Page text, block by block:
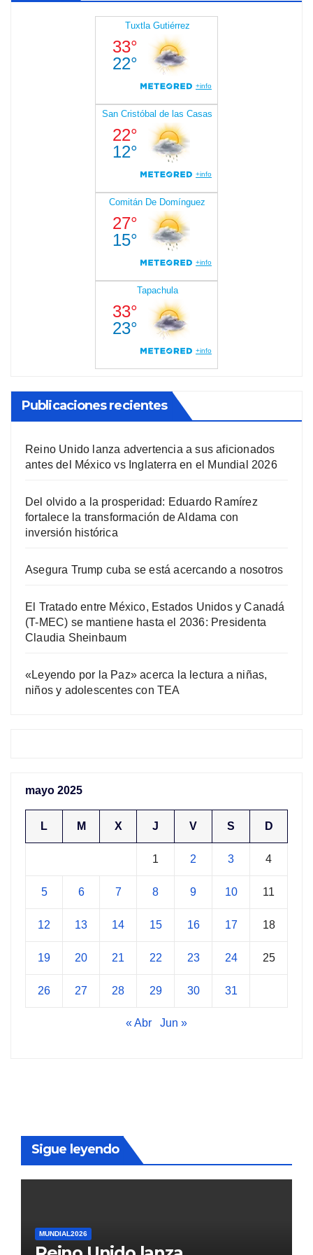
Publicaciones recientes
Reino Unido lanza advertencia a sus aficionados
antes del México vs Inglaterra en el Mundial 2026
Del olvido a la prosperidad: Eduardo Ramírez
fortalece la transformación de Aldama con
inversión histórica
Asegura Trump cuba se está acercando a nosotros
El Tratado entre México, Estados Unidos y Canadá
(T-MEC) se mantiene hasta el 2036: Presidenta
Claudia Sheinbaum
«Leyendo por la Paz» acerca la lectura a niñas,
niños y adolescentes con TEA
mayo 2025
L M X J V S D
1 2 3 4
5 6 7 8 9 10 11
12 13 14 15 16 17 18
19 20 21 22 23 24 25
26 27 28 29 30 31
« Abr Jun »
Sigue leyendo
MUNDIAL2026